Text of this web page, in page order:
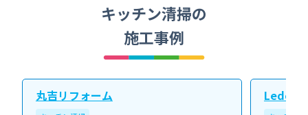
キッチン清掃の
施工事例
丸吉リフォーム Ledope